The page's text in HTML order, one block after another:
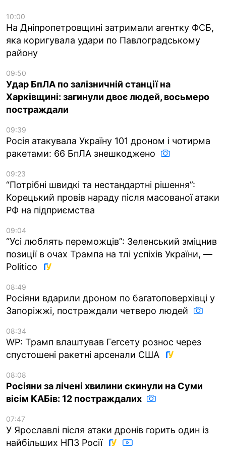
10:00
На Дніпропетровщині затримали агентку ФСБ,
яка коригувала удари по Павлоградському
району
09:50
Удар БпЛА по залізничній станції на
Харківщині: загинули двоє людей, восьмеро
постраждали
09:39
Росія атакувала Україну 101 дроном і чотирма
ракетами: 66 БпЛА знешкоджено
09:23
“Потрібні швидкі та нестандартні рішення”:
Корецький провів нараду після масованої атаки
РФ на підприємства
09:04
“Усі люблять переможців”: Зеленський зміцнив
позиції в очах Трампа на тлі успіхів України, —
Politico
08:49
Росіяни вдарили дроном по багатоповерхівці у
Запоріжжі, постраждали четверо людей
08:34
WP: Трамп влаштував Гегсету рознос через
спустошені ракетні арсенали США
08:08
Росіяни за лічені хвилини скинули на Суми
вісім КАБів: 12 постраждалих
07:47
У Ярославлі після атаки дронів горить один із
найбільших НПЗ Росії